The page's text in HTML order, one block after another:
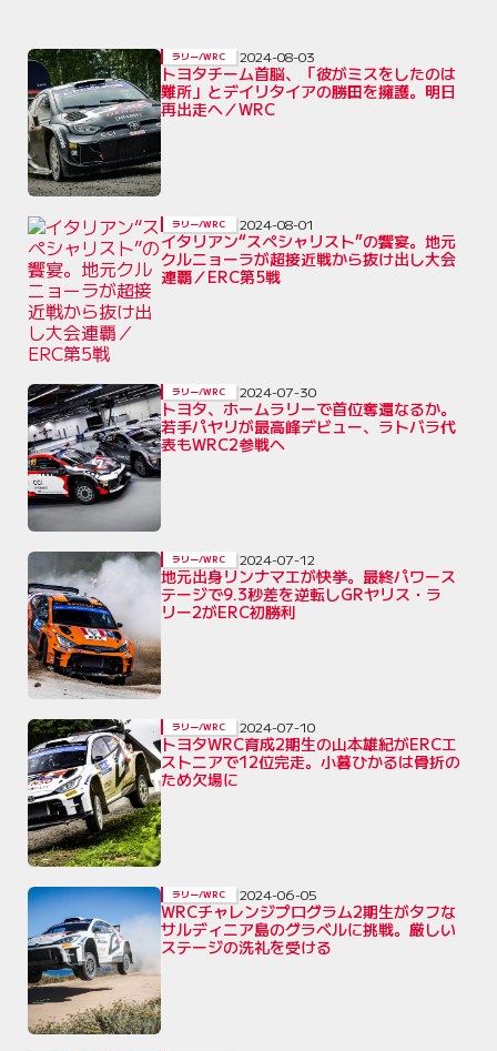
トヨタチーム首脳、「彼がミスをしたのは
難所」とデイリタイアの勝田を擁護。明日
再出走へ／WRC
ラリー/WRC 2024-08-03
イタリアン“スペシャリスト”の饗宴。地元
クルニョーラが超接近戦から抜け出し大会
連覇／ERC第5戦
ラリー/WRC 2024-08-01
トヨタ、ホームラリーで首位奪還なるか。
若手パヤリが最高峰デビュー、ラトバラ代
表もWRC2参戦へ
ラリー/WRC 2024-07-30
地元出身リンナマエが快挙。最終パワース
テージで9.3秒差を逆転しGRヤリス・ラ
リー2がERC初勝利
ラリー/WRC 2024-07-12
トヨタWRC育成2期生の山本雄紀がERCエ
ストニアで12位完走。小暮ひかるは骨折の
ため欠場に
ラリー/WRC 2024-07-10
WRCチャレンジプログラム2期生がタフな
サルディニア島のグラベルに挑戦。厳しい
ステージの洗礼を受ける
ラリー/WRC 2024-06-05